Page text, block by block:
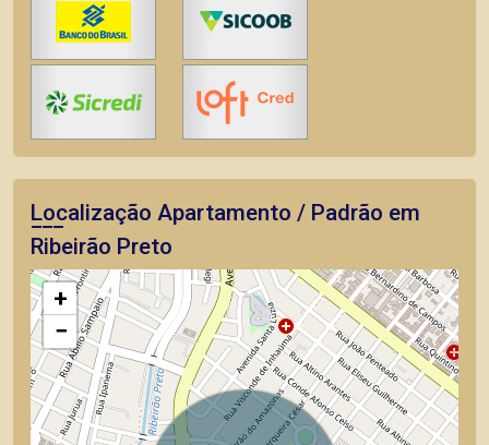
Localização Apartamento / Padrão em
Ribeirão Preto
+
−